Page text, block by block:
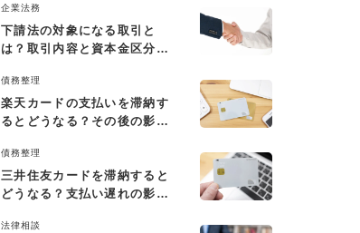
企業法務
下請法の対象になる取引と
は？取引内容と資本金区分に
債務整理
楽天カードの支払いを滞納す
るとどうなる？その後の影響
債務整理
三井住友カードを滞納すると
どうなる？支払い遅れの影響
法律相談